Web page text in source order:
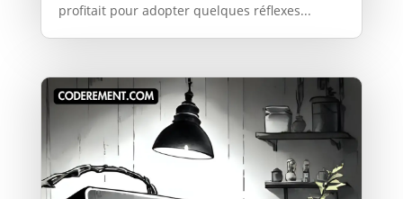
profitait pour adopter quelques réflexes...